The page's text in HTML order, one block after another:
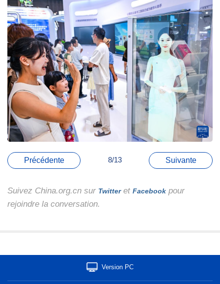
Précédente 8/13 Suivante
Suivez China.org.cn sur Twitteret Facebook pour
rejoindre la conversation.
Version PC